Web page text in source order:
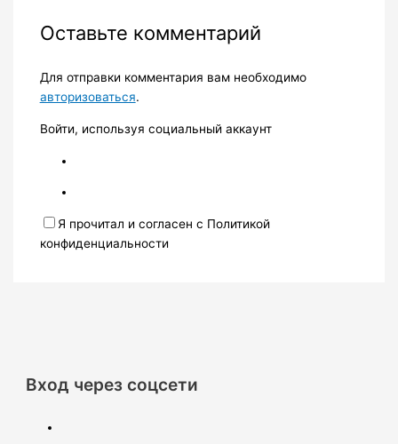
Оставьте комментарий
Для отправки комментария вам необходимо
авторизоваться.
Войти, используя социальный аккаунт
Я прочитал и согласен с Политикой
конфиденциальности
Вход через соцсети